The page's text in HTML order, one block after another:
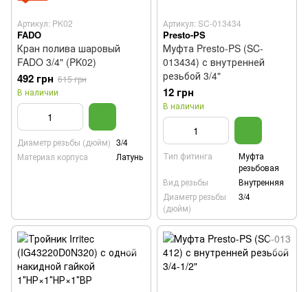
Артикул: PK02
FADO
Кран полива шаровый
FADO 3/4" (PK02)
492 грн 615 грн
В наличии
Диаметр резьбы (дюйм) 3/4
Материал корпуса
Латунь
Артикул: SC-013434
Presto-PS
Муфта Presto-PS (SC-
013434) с внутренней
резьбой 3/4"
12 грн
В наличии
Тип фитинга
Муфта
резьбовая
Вид резьбы
Внутренняя
Диаметр резьбы
(дюйм)
3/4